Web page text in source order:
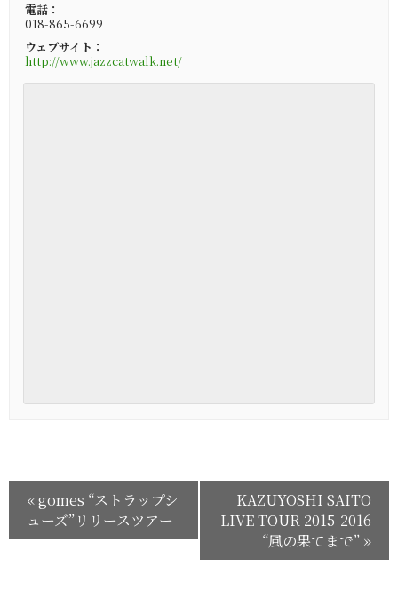
電話：
018-865-6699
ウェブサイト：
http://www.jazzcatwalk.net/
«gomes “ストラップシ
ューズ”リリースツアー
KAZUYOSHI SAITO
LIVE TOUR 2015-2016
“風の果てまで” »